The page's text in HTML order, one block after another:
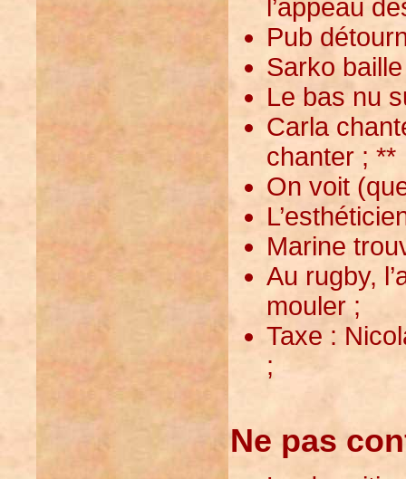
l’appeau
Pub
Sarko
Le bas nu
Carla
chanter ; **
On voit
Marine
Au rugby,
mouler ;
Taxe :
;
Ne pas